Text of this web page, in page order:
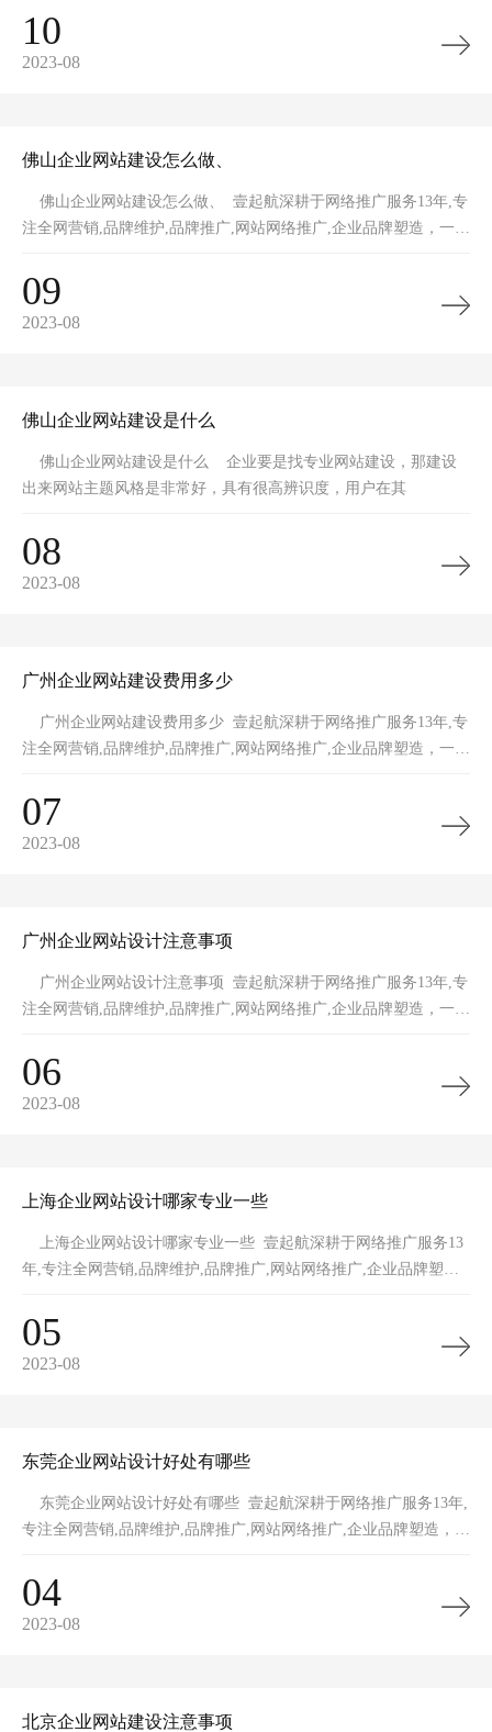
10
2023-08
佛山企业网站建设怎么做、
佛山企业网站建设怎么做、 壹起航深耕于网络推广服务13年,专
注全网营销,品牌维护,品牌推广,网站网络推广,企业品牌塑造，一手
09
2023-08
佛山企业网站建设是什么
佛山企业网站建设是什么 企业要是找专业网站建设，那建设
出来网站主题风格是非常好，具有很高辨识度，用户在其
08
2023-08
广州企业网站建设费用多少
广州企业网站建设费用多少 壹起航深耕于网络推广服务13年,专
注全网营销,品牌维护,品牌推广,网站网络推广,企业品牌塑造，一手
07
2023-08
广州企业网站设计注意事项
广州企业网站设计注意事项 壹起航深耕于网络推广服务13年,专
注全网营销,品牌维护,品牌推广,网站网络推广,企业品牌塑造，一手
06
2023-08
上海企业网站设计哪家专业一些
上海企业网站设计哪家专业一些 壹起航深耕于网络推广服务13
年,专注全网营销,品牌维护,品牌推广,网站网络推广,企业品牌塑
05
2023-08
东莞企业网站设计好处有哪些
东莞企业网站设计好处有哪些 壹起航深耕于网络推广服务13年,
专注全网营销,品牌维护,品牌推广,网站网络推广,企业品牌塑造，一
04
2023-08
北京企业网站建设注意事项